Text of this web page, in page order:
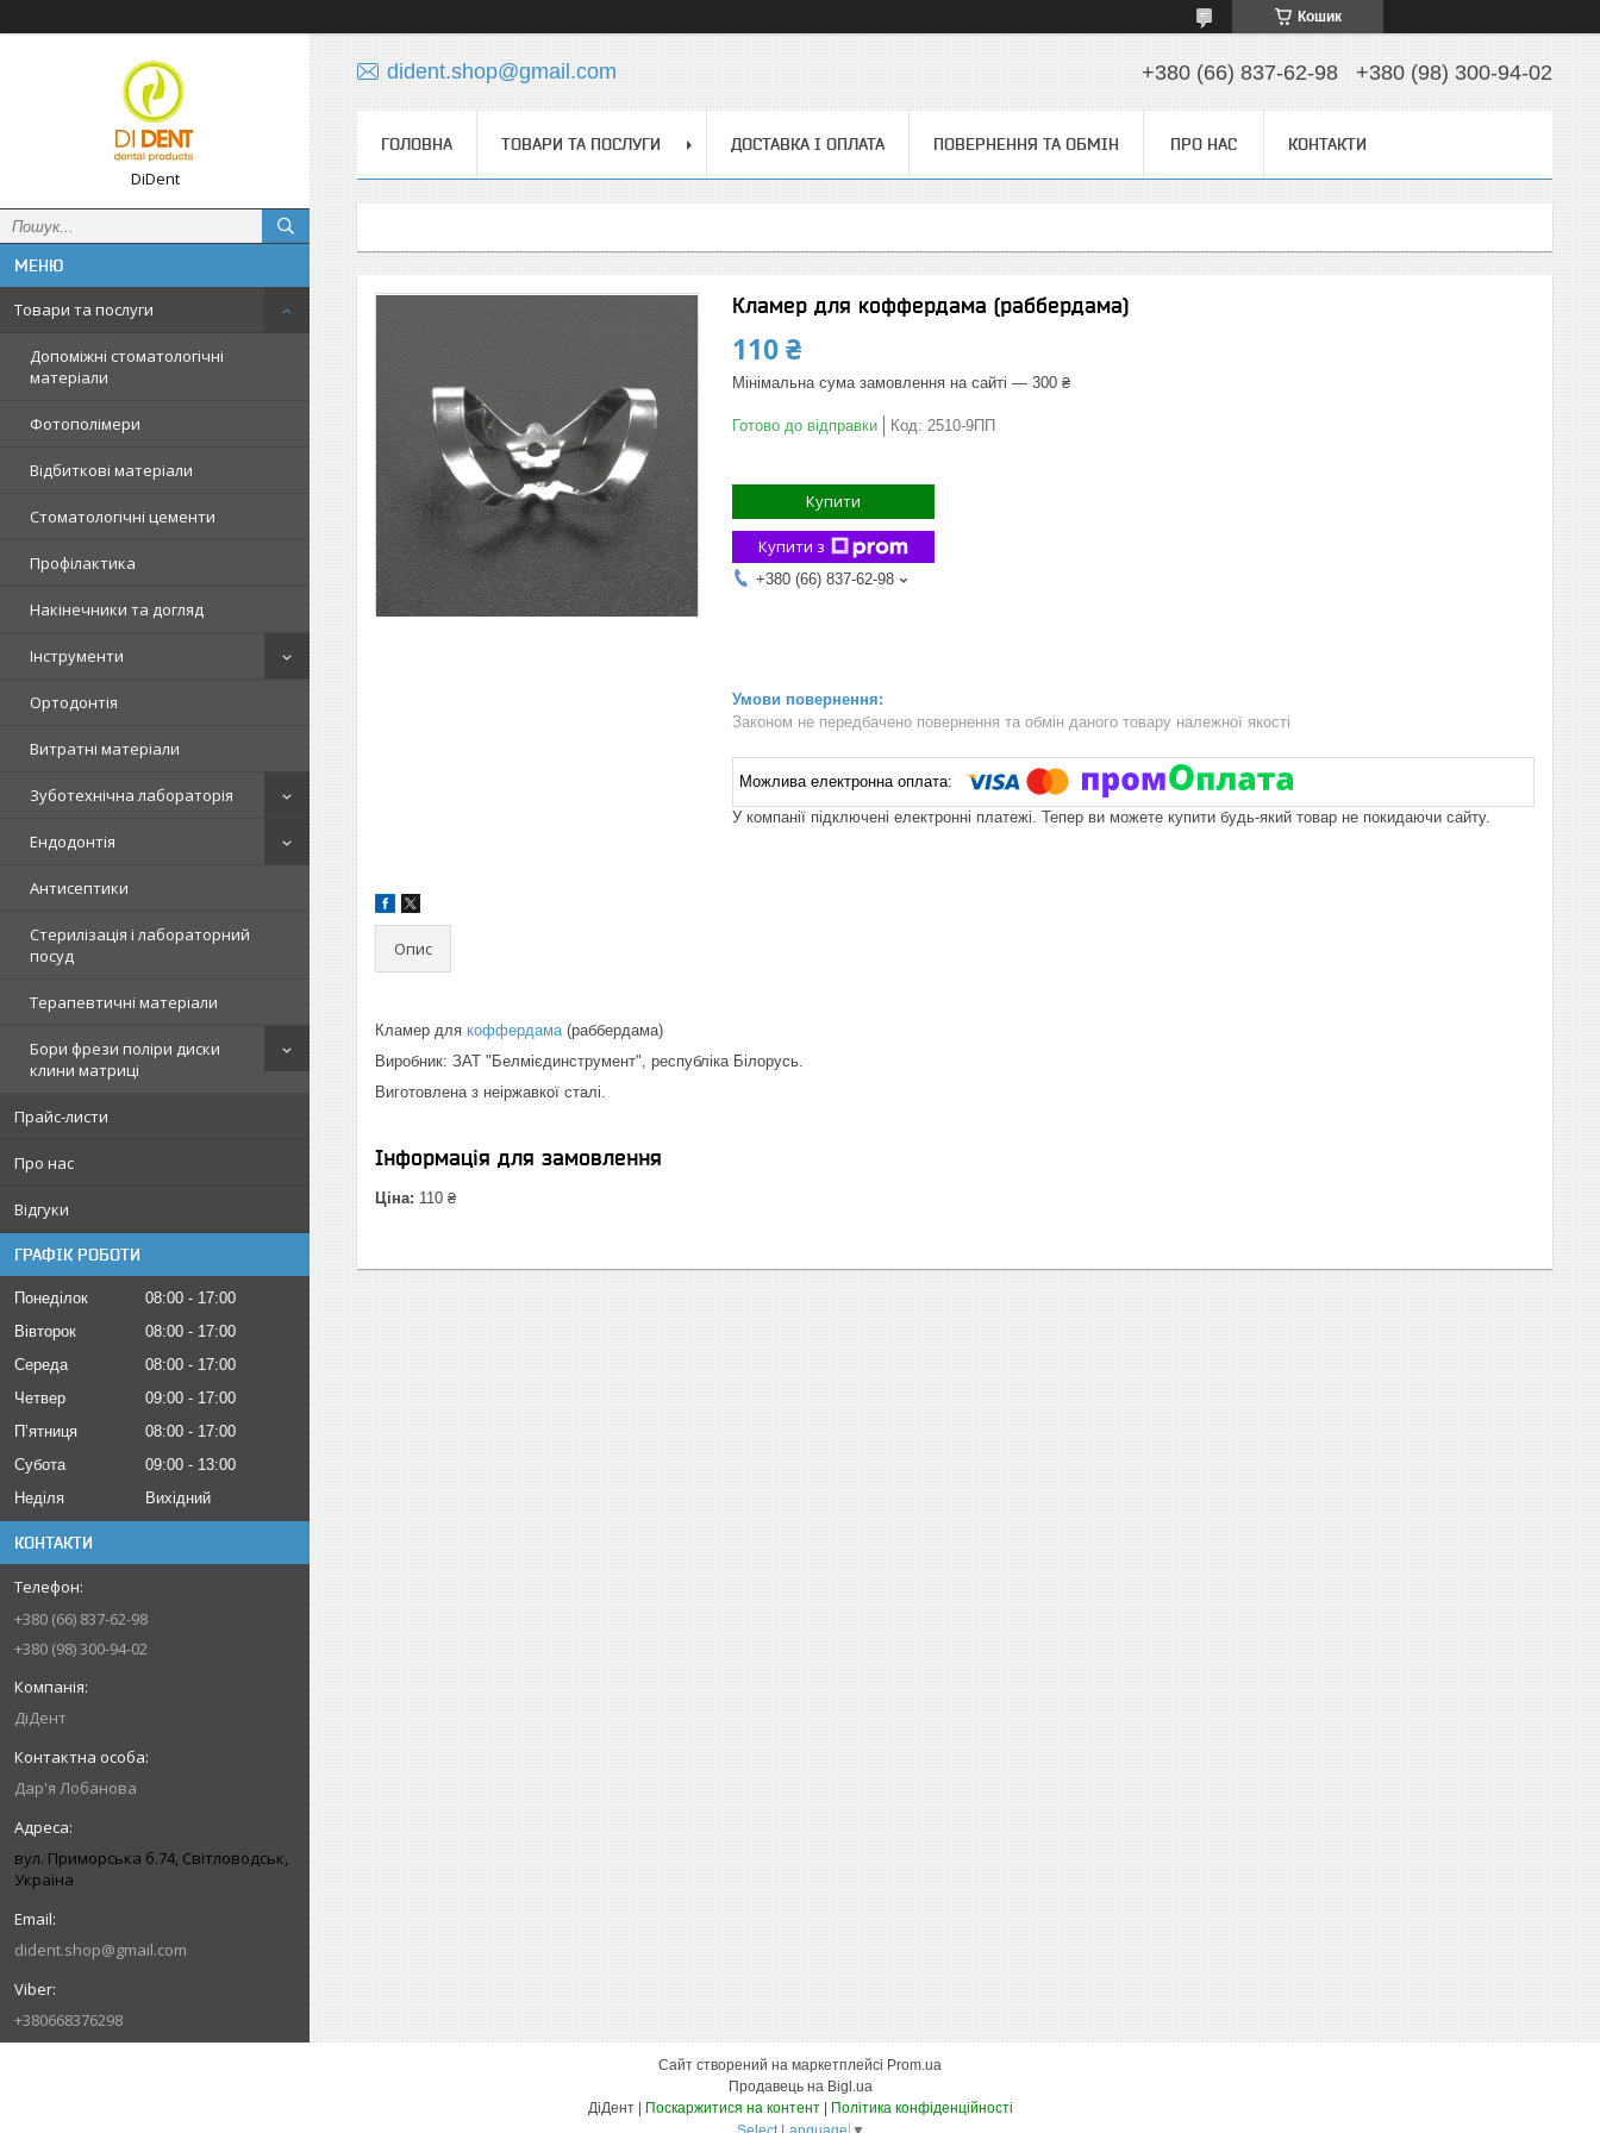
Кошик
DiDent
Товари та послуги
Допоміжні стоматологічні
матеріали
Фотополімери
Відбиткові матеріали
Стоматологічні цементи
Профілактика
Накінечники та догляд
Інструменти
Ортодонтія
Витратні матеріали
Зуботехнічна лабораторія
Ендодонтія
Антисептики
Стерилізація і лабораторний
посуд
Терапевтичні матеріали
Бори фрези поліри диски
клини матриці
Прайс-листи
Про нас
Відгуки
ГРАФІК РОБОТИ
Понеділок 08:00
17:00
Вівторок
08:00
17:00
Середа
08:00
17:00
Четвер
09:00
17:00
Пʼятниця
08:00
17:00
Субота
09:00
13:00
Неділя
Вихідний
КОНТАКТИ
+380 (66) 837-62-98
+380 (98) 300-94-02
ДіДент
Дар'я Лобанова
вул. Приморська б.74, Світловодськ,
Україна
dident.shop@gmail.com
+380668376298
dident.shop@gmail.com +380 (66) 837-62-98 +380 (98) 300-94-02
ГОЛОВНА ТОВАРИ ТА ПОСЛУГИ ДОСТАВКА І ОПЛАТА ПОВЕРНЕННЯ ТА ОБМІН ПРО НАС КОНТАКТИ
Кламер для коффердама (раббердама)
110 ₴
Мінімальна сума замовлення на сайті — 300 ₴
Готово до відправки Код: 2510-9ПП
Купити
Купити з
+380 (66) 837-62-98
Законом не передбачено повернення та обмін даного товару належної якості
У компанії підключені електронні платежі. Тепер ви можете купити будь-який товар не покидаючи сайту.
Опис
Кламер для коффердама(раббердама)
Виробник: ЗАТ "Белмієдинструмент", республіка Білорусь.
Виготовлена з неіржавкої сталі.
Інформація для замовлення
Ціна: 110 ₴
Сайт створений на маркетплейсі Prom.ua
Продавець на Bigl.ua
Поскаржитися на контент
Політика конфіденційності